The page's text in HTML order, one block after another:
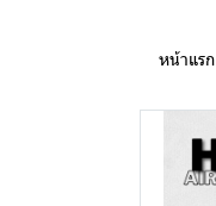
หน้าแรก